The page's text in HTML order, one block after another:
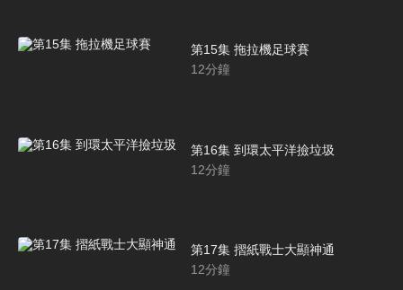
第15集 拖拉機足球賽
12分鐘
第16集 到環太平洋撿垃圾
12分鐘
第17集 摺紙戰士大顯神通
12分鐘